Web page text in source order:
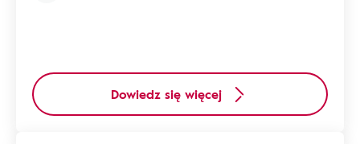
Dowiedz się więcej